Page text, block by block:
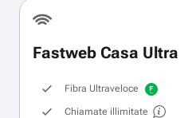
Fastweb Casa Ultra
Fibra Ultraveloce
Chiamate illimitate